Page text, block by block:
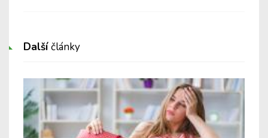
Dalšíčlánky